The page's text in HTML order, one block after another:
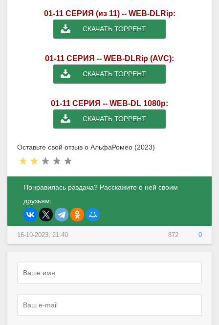
01-11 СЕРИЯ (из 11) -- WEB-DLRip:
СКАЧАТЬ ТОРРЕНТ
01-11 СЕРИЯ -- WEB-DLRip (AVC):
СКАЧАТЬ ТОРРЕНТ
01-11 СЕРИЯ -- WEB-DL 1080p:
СКАЧАТЬ ТОРРЕНТ
Оставьте свой отзыв о АльфаРомео (2023)
Понравилась раздача? Расскажите о ней своим
друзьям:
872 0
16-10-2023, 21:40